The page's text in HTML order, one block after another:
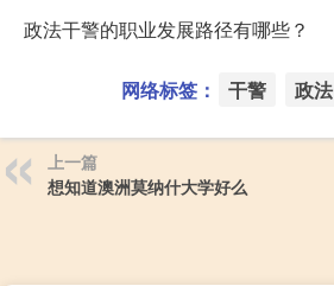
政法干警的职业发展路径有哪些？
网络标签： 干警 政法
上一篇
想知道澳洲莫纳什大学好么